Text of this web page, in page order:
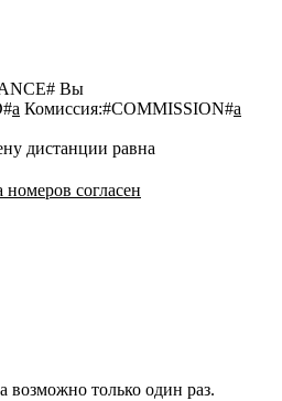
Вы
a Комиссия:#COMMISSION#a
дистанции равна
номеров согласен
возможно только один раз.